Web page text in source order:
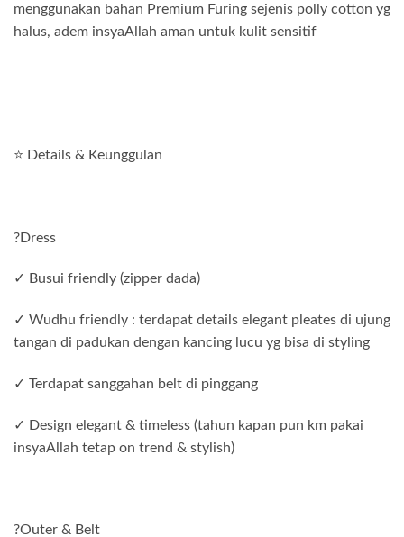
menggunakan bahan Premium Furing sejenis polly cotton yg
halus, adem insyaAllah aman untuk kulit sensitif
⭐ Details & Keunggulan
?Dress
✓ Busui friendly (zipper dada)
✓ Wudhu friendly : terdapat details elegant pleates di ujung
tangan di padukan dengan kancing lucu yg bisa di styling
✓ Terdapat sanggahan belt di pinggang
✓ Design elegant & timeless (tahun kapan pun km pakai
insyaAllah tetap on trend & stylish)
?Outer & Belt